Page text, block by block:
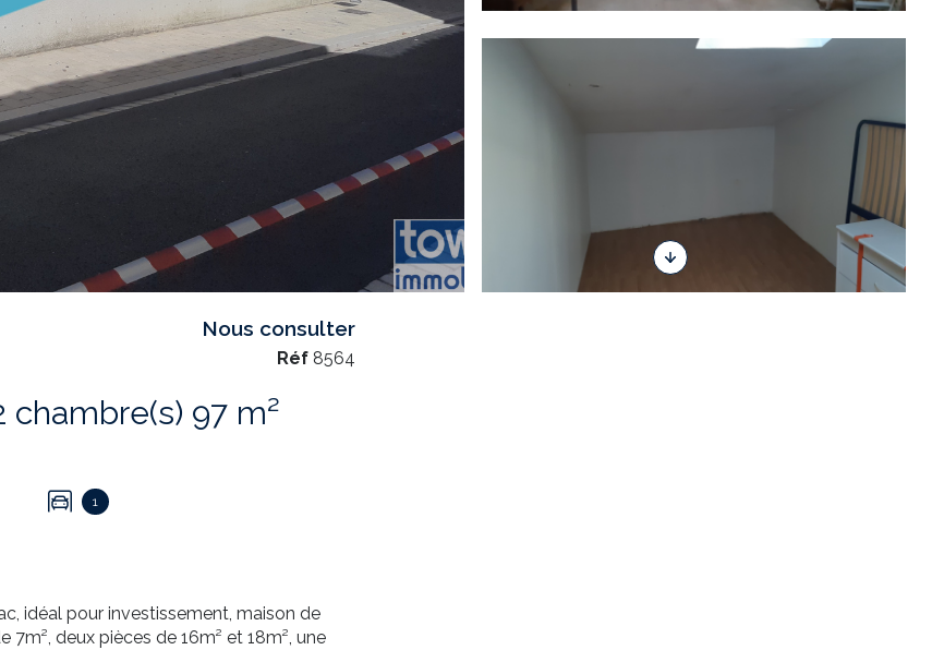
Maison de village 4 pièce(s) 2 chambre(s) 97 m²
1
Nous consulter
Réf 8564
idéal pour investissement, maison de
deux pièces de 16m² et 18m², une